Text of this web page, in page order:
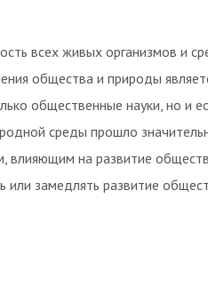
всех живых организмов и
общества и природы
общественные науки, но и
среды прошло
влияющим на развитие
или замедлять развитие